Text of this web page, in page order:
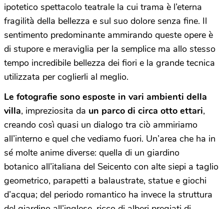
ipotetico spettacolo teatrale la cui trama è l’eterna
fragilità della bellezza e sul suo dolore senza fine. Il
sentimento predominante ammirando queste opere è
di stupore e meraviglia per la semplice ma allo stesso
tempo incredibile bellezza dei fiori e la grande tecnica
utilizzata per coglierli al meglio.
Le fotografie sono esposte in vari ambienti della
villa, impreziosita da un parco di circa otto ettari,
creando così quasi un dialogo tra ciò ammiriamo
all’interno e quel che vediamo fuori. Un’area che ha in
sé molte anime diverse: quella di un giardino
botanico all’italiana del Seicento con alte siepi a taglio
geometrico, parapetti a balaustrate, statue e giochi
d’acqua; del periodo romantico ha invece la struttura